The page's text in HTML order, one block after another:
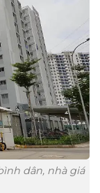
dân, nhà giá